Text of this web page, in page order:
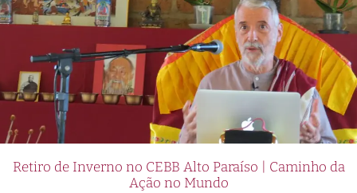
Retiro de Inverno no CEBB Alto Paraíso | Caminho da
Ação no Mundo